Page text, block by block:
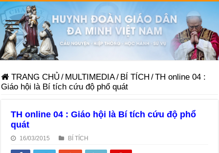
TRANG CHỦ / MULTIMEDIA/ BÍ TÍCH /TH online 04 :
Giáo hội là Bí tích cứu độ phổ quát
TH online 04 : Giáo hội là Bí tích cứu độ phổ
quát
16/03/2015 BÍ TÍCH